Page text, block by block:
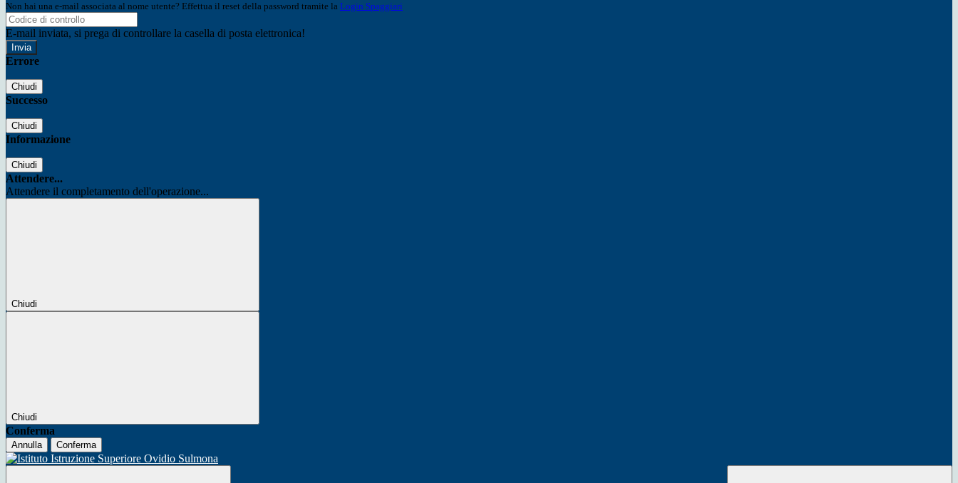
Non hai una e-mail associata al nome utente? Effettua il reset della password tramite la Login Spaggiari
E-mail inviata, si prega di controllare la casella di posta elettronica!
Errore
Chiudi
Successo
Chiudi
Informazione
Chiudi
Attendere...
Attendere il completamento dell'operazione...
Chiudi
Chiudi
Conferma
Annulla Conferma